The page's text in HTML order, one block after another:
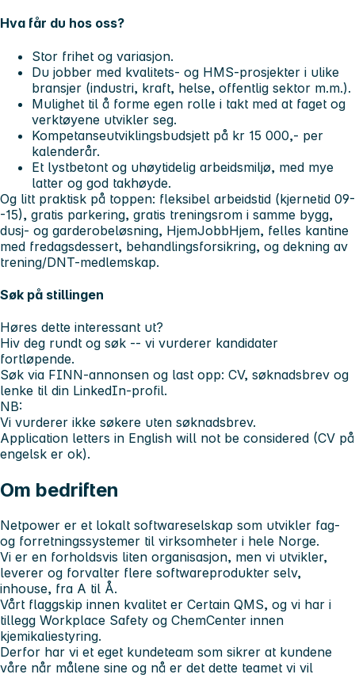
Hva får du hos oss?
Stor frihet og variasjon.
Du jobber med kvalitets- og HMS-prosjekter i ulike
bransjer (industri, kraft, helse, offentlig sektor m.m.).
Mulighet til å forme egen rolle i takt med at faget og
verktøyene utvikler seg.
Kompetanseutviklingsbudsjett på kr 15 000,- per
kalenderår.
Et lystbetont og uhøytidelig arbeidsmiljø, med mye
latter og god takhøyde.
Og litt praktisk på toppen: fleksibel arbeidstid (kjernetid 09-
-15), gratis parkering, gratis treningsrom i samme bygg,
dusj- og garderobeløsning, HjemJobbHjem, felles kantine
med fredagsdessert, behandlingsforsikring, og dekning av
trening/DNT-medlemskap.
Søk på stillingen
Høres dette interessant ut?
Hiv deg rundt og søk -- vi vurderer kandidater
fortløpende.
Søk via FINN-annonsen og last opp: CV, søknadsbrev og
lenke til din LinkedIn-profil.
NB:
Vi vurderer ikke søkere uten søknadsbrev.
Application letters in English will not be considered (CV på
engelsk er ok).
Om bedriften
Netpower er et lokalt softwareselskap som utvikler fag-
og forretningssystemer til virksomheter i hele Norge.
Vi er en forholdsvis liten organisasjon, men vi utvikler,
leverer og forvalter flere softwareprodukter selv,
inhouse, fra A til Å.
Vårt flaggskip innen kvalitet er Certain QMS, og vi har i
tillegg Workplace Safety og ChemCenter innen
kjemikaliestyring.
Derfor har vi et eget kundeteam som sikrer at kundene
våre når målene sine og nå er det dette teamet vi vil